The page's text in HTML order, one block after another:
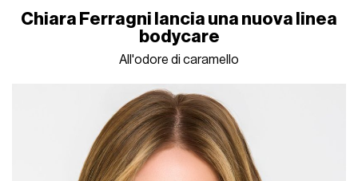
Chiara Ferragni lancia una nuova linea
bodycare
All'odore di caramello